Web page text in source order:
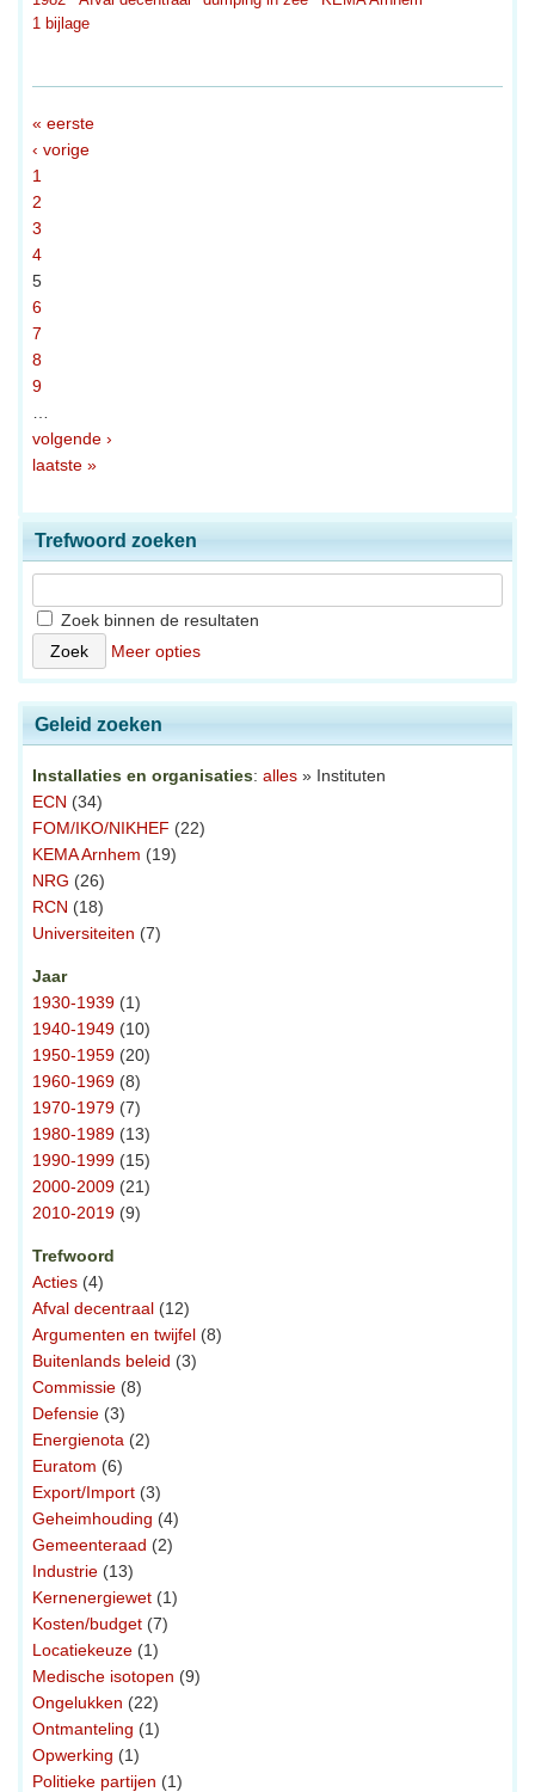
1 bijlage
« eerste
‹ vorige
1
2
3
4
5
6
7
8
9
…
volgende ›
laatste »
Trefwoord zoeken
Zoek binnen de resultaten
Meer opties
Geleid zoeken
Installaties en organisaties: alles » Instituten
ECN (34)
FOM/IKO/NIKHEF (22)
KEMA Arnhem (19)
NRG (26)
RCN (18)
Universiteiten (7)
Jaar
1930-1939 (1)
1940-1949 (10)
1950-1959 (20)
1960-1969 (8)
1970-1979 (7)
1980-1989 (13)
1990-1999 (15)
2000-2009 (21)
2010-2019 (9)
Trefwoord
Acties (4)
Afval decentraal (12)
Argumenten en twijfel (8)
Buitenlands beleid (3)
Commissie (8)
Defensie (3)
Energienota (2)
Euratom (6)
Export/Import (3)
Geheimhouding (4)
Gemeenteraad (2)
Industrie (13)
Kernenergiewet (1)
Kosten/budget (7)
Locatiekeuze (1)
Medische isotopen (9)
Ongelukken (22)
Ontmanteling (1)
Opwerking (1)
Politieke partijen (1)